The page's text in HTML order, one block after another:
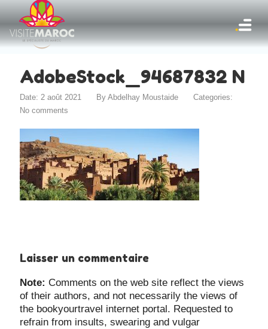
AdobeStock_94687832 N
Date: 2 août 2021 ByAbdelhay Moustaide
Categories:
No comments
Laisser un commentaire
Note: Comments on the web site reflect the views
of their authors, and not necessarily the views of
the bookyourtravel internet portal. Requested to
refrain from insults, swearing and vulgar